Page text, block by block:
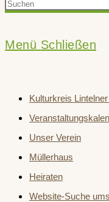
Menü Schließen
Kulturkreis
Unser Verein
Müllerhaus
Heiraten
Website-Suche